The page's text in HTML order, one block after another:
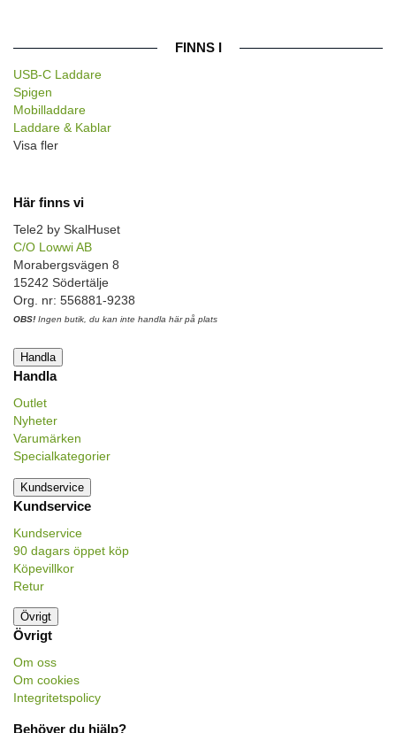
FINNS I
USB-C Laddare
Spigen
Mobilladdare
Laddare & Kablar
Visa fler
Här finns vi
Tele2 by SkalHuset
C/O Lowwi AB
Morabergsvägen 8
15242 Södertälje
Org. nr: 556881-9238
OBS! Ingen butik, du kan inte handla här på plats
Handla
Handla
Outlet
Nyheter
Varumärken
Specialkategorier
Kundservice
Kundservice
Kundservice
90 dagars öppet köp
Köpevillkor
Retur
Övrigt
Övrigt
Om oss
Om cookies
Integritetspolicy
Behöver du hjälp?